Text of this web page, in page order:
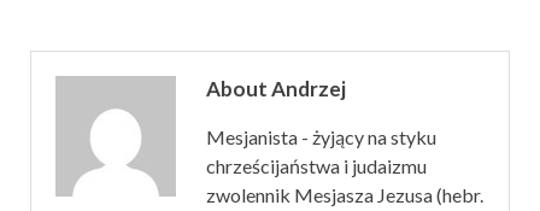
About Andrzej
Mesjanista - żyjący na styku
chrześcijaństwa i judaizmu
zwolennik Mesjasza Jezusa (hebr.